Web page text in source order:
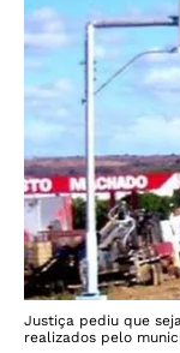
Justiça pediu que
realizados pelo